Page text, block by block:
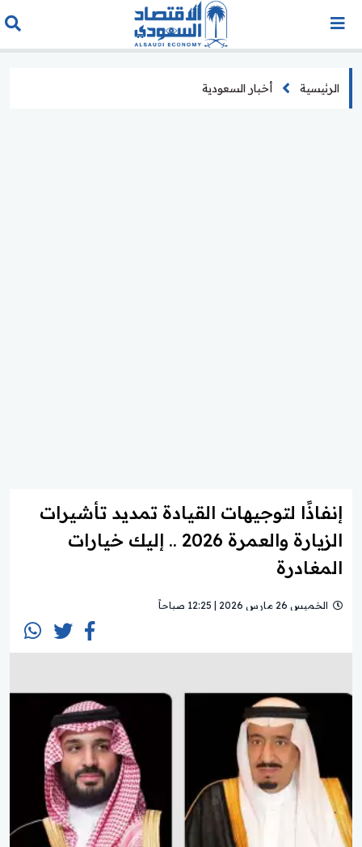
الرئيسية أخبار السعودية
إنفاذًا لتوجيهات القيادة تمديد تأشيرات
الزيارة والعمرة 2026 .. إليك خيارات
المغادرة
الخميس 26 مارس 2026 | 12:25 صباحاً